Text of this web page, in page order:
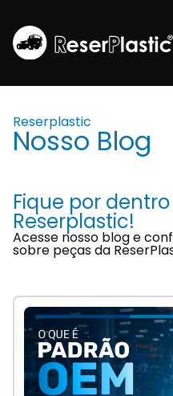
Reserplastic
Nosso Blog
Fique por
Reserplastic!
Acesse nosso blog e
sobre peças da